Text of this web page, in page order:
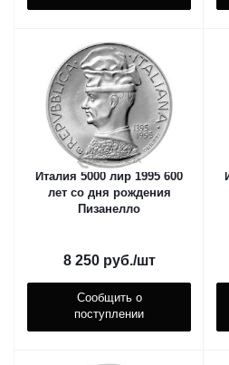
Италия 5000 лир 1995 600
лет со дня рождения
Пизанелло
8 250руб./шт
Сообщить о
поступлении